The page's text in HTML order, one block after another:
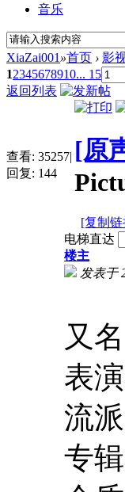
音乐
XiaZai001 »首页 › 影
12345678910... 15
返回列表
查看: 35257|
回复: 144
[原
[复制
电梯直达
楼主
发表于
又
表
流
专